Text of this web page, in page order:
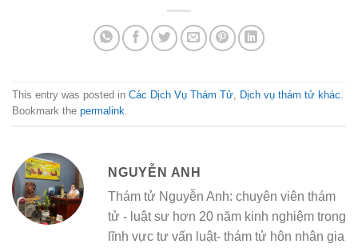
This entry was posted in Các Dịch Vụ Thám Tử Dịch vụ thám tử khác
Bookmark the permalink
NGUYỄN ANH
Thám tử Nguyễn Anh: chuyên viên thám
tử - luật sư hơn 20 năm kinh nghiệm trong
lĩnh vực tư vấn luật- thám tử hôn nhân gia